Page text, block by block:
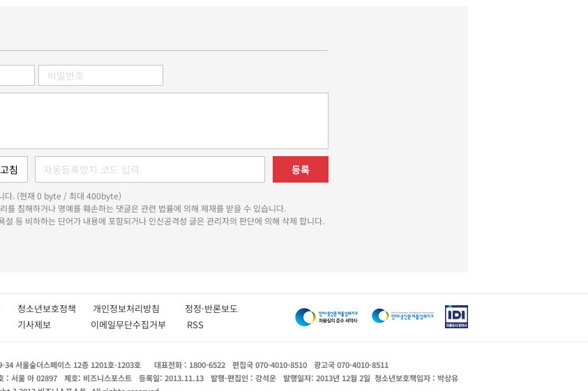
등록
다. (현재 0 byte / 최대 400byte)
를 침해하거나 명예를 훼손하는 댓글은 관련 법률에 의해 제재를 받을 수 있습니다.
설 등 비하하는 단어가 내용에 포함되거나 인신공격성 글은 관리자의 판단에 의해 삭제 합니다.
청소년보호정책 개인정보처리방침 정정·반론보도
기사제보 이메일무단수집거부 RSS
34 서울숲더스페이스 12층 1201호-1203호 대표전화 : 1800-6522 편집국 070-4010-8510
광고국 070-4010-8511
: 서울 아 02897 제호: 비즈니스포스트 등록일: 2013.11.13 발행·편집인 : 강석운 발행일자: 2013년 12월 2일 청소년보호책임자 : 박상유